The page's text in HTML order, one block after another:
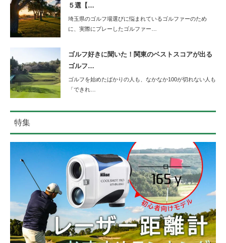
５選【…
埼玉県のゴルフ場選びに悩まれているゴルファーのため
に、実際にプレーしたゴルファー…
ゴルフ好きに聞いた！関東のベストスコアが出る
ゴルフ…
ゴルフを始めたばかりの人も、なかなか100が切れない人も
「できれ…
特集